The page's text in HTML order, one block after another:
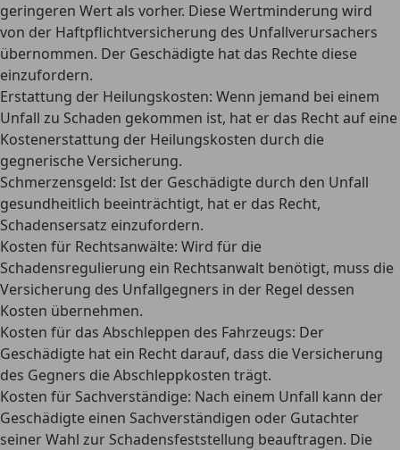
geringeren Wert als vorher. Diese Wertminderung wird
von der Haftpflichtversicherung des Unfallverursachers
übernommen. Der Geschädigte hat das Rechte diese
einzufordern.
Erstattung der Heilungskosten: Wenn jemand bei einem
Unfall zu Schaden gekommen ist, hat er das Recht auf eine
Kostenerstattung der Heilungskosten durch die
gegnerische Versicherung.
Schmerzensgeld: Ist der Geschädigte durch den Unfall
gesundheitlich beeinträchtigt, hat er das Recht,
Schadensersatz einzufordern.
Kosten für Rechtsanwälte: Wird für die
Schadensregulierung ein Rechtsanwalt benötigt, muss die
Versicherung des Unfallgegners in der Regel dessen
Kosten übernehmen.
Kosten für das Abschleppen des Fahrzeugs: Der
Geschädigte hat ein Recht darauf, dass die Versicherung
des Gegners die Abschleppkosten trägt.
Kosten für Sachverständige: Nach einem Unfall kann der
Geschädigte einen Sachverständigen oder Gutachter
seiner Wahl zur Schadensfeststellung beauftragen. Die